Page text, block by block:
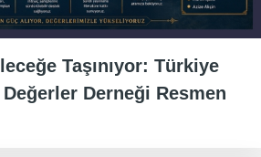
Taşınıyor: Türkiye
Derneği Resmen